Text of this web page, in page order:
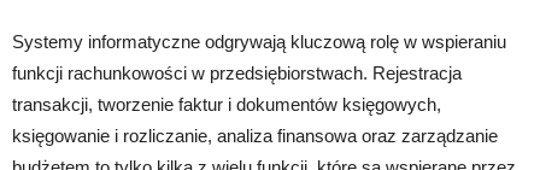
Systemy informatyczne odgrywają kluczową rolę w wspieraniu
funkcji rachunkowości w przedsiębiorstwach. Rejestracja
transakcji, tworzenie faktur i dokumentów księgowych,
księgowanie i rozliczanie, analiza finansowa oraz zarządzanie